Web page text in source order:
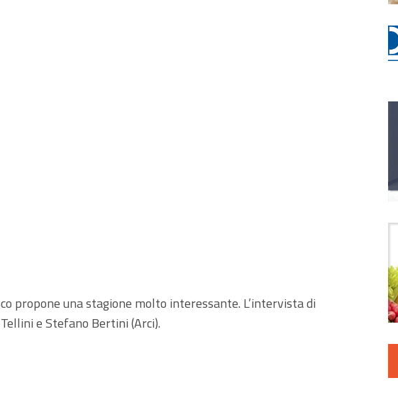
propone una stagione molto interessante. L’intervista di
e Stefano Bertini (Arci).